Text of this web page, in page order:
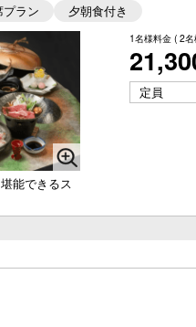
ラン 夕朝食付き
能できるス
1名様料金 ( 2
定員